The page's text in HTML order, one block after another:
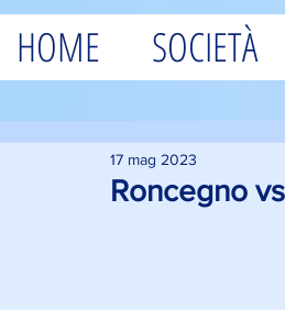
HOME SOCIETÀ
Roncegno
17 mag 2023